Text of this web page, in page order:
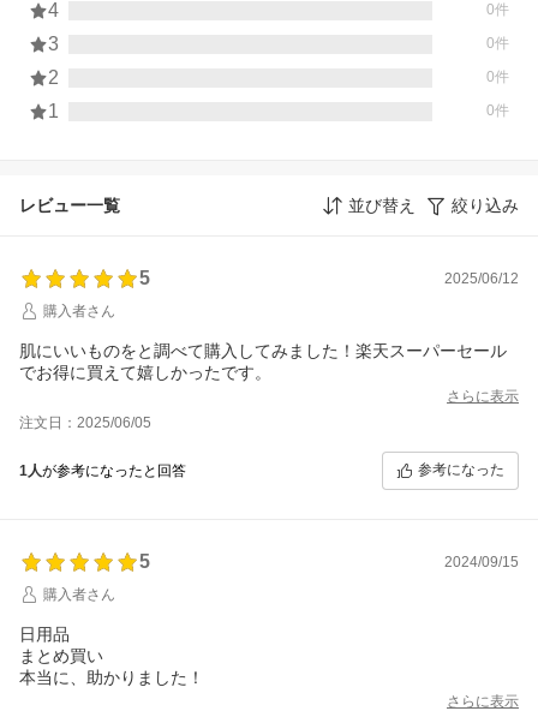
4 0件
3 0件
2 0件
1 0件
レビュー一覧 並び替え 絞り込み
5
2025/06/12
購入者さん
肌にいいものをと調べて購入してみました！楽天スーパーセール
でお得に買えて嬉しかったです。
さらに表示
注文日：2025/06/05
1人が参考になったと回答 参考になった
5
2024/09/15
購入者さん
日用品
まとめ買い
本当に、助かりました！
さらに表示